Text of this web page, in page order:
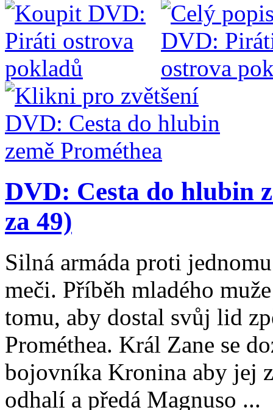
DVD: Cesta do hlubin
za 49)
Silná armáda proti
meči. Příběh mladého
tomu, aby dostal svůj lid
Prométhea. Král Zane se
bojovníka Kronina aby jej
odhalí a předá Magnuso ...